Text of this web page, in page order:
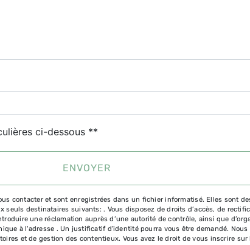
ci-dessous **
ENVOYER
contacter et sont enregistrées dans un fichier informatisé. Elles sont
seuls destinataires suivants: . Vous disposez de droits d’accès, de
une réclamation auprès d’une autorité de contrôle, ainsi que
à l'adresse . Un justificatif d'identité pourra vous être demandé.
et de gestion des contentieux. Vous avez le droit de vous inscrire